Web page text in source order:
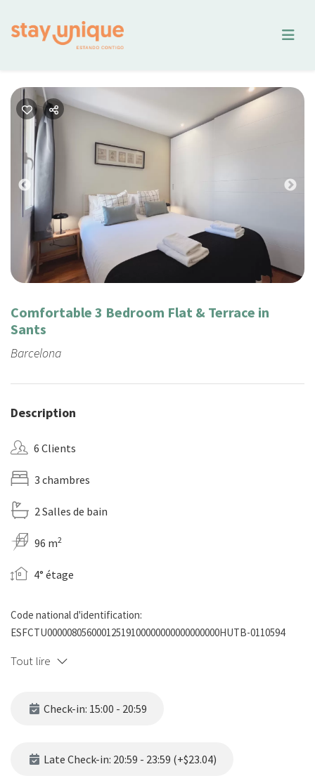
Previous
Comfortable 3 Bedroom Flat & Terrace in
Sants
Barcelona
Description
6 Clients
3 chambres
2 Salles de bain
96 m2
4° étage
Code national d'identification:
ESFCTU00000805600012519100000000000000000HUTB-0110594
Tout lire
Check-in: 15:00 - 20:59
Late Check-in: 20:59 - 23:59 (+$23.04)